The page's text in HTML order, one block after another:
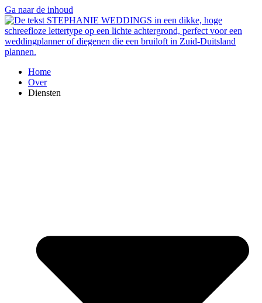
Ga naar de inhoud
Home
Over
Diensten